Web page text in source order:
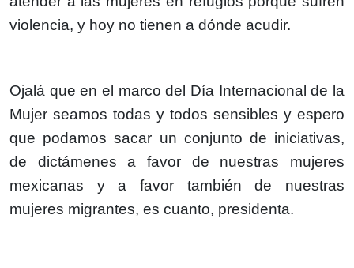
violencia, y hoy no tienen a dónde acudir.
Ojalá que en el marco del Día Internacional de la
Mujer seamos todas y todos sensibles y espero
que podamos sacar un conjunto de iniciativas,
de dictámenes a favor de nuestras mujeres
mexicanas y a favor también de nuestras
mujeres migrantes, es cuanto, presidenta.